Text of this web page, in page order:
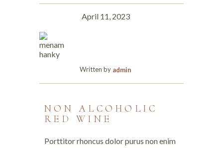
April 11, 2023
Written by admin
NON ALCOHOLIC
RED WINE
Porttitor rhoncus dolor purus non enim